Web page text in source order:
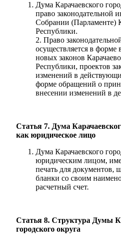
Дума Карачаевского
право законодательной
Собрании (Парламенте)
Республики.
2. Право
осуществляется в форме
новых законов
Республики, проектов
изменений в
форме обращений о
внесении изменений в
Статья 7. Дума
как юридическое лицо
Дума Карачаевского
юридическим лицом,
печать для документов,
бланки со своим
расчетный счет.
Статья 8. Структура Думы
городского округа